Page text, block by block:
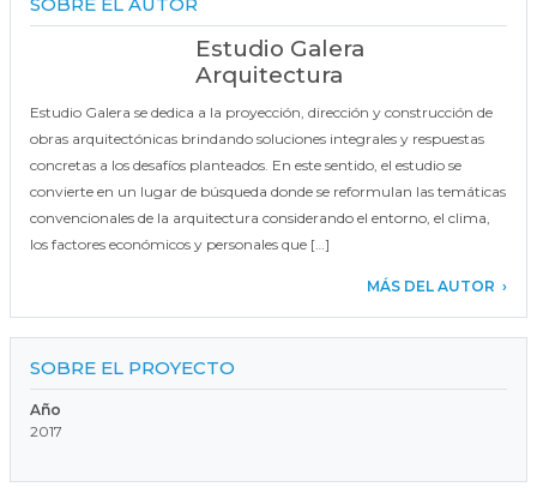
SOBRE EL AUTOR
Estudio Galera
Arquitectura
Estudio Galera se dedica a la proyección, dirección y construcción de
obras arquitectónicas brindando soluciones integrales y respuestas
concretas a los desafíos planteados. En este sentido, el estudio se
convierte en un lugar de búsqueda donde se reformulan las temáticas
convencionales de la arquitectura considerando el entorno, el clima,
los factores económicos y personales que […]
MÁS DEL AUTOR
SOBRE EL PROYECTO
Año
2017